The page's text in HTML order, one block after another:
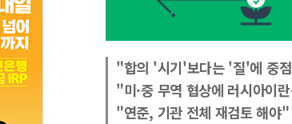
"합의 '시기'보다는 '질'에 중
"미·중 무역 협상에 러시아이
"연준, 기관 전체 재검토 해야"